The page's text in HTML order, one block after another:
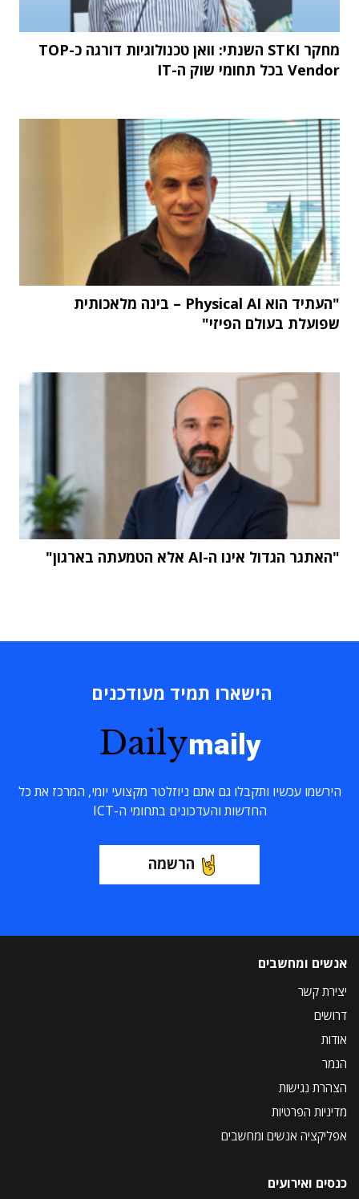
מחקר STKI השנתי: וואן טכנולוגיות דורגה כ-TOP
Vendor בכל תחומי שוק ה-IT
"העתיד הוא Physical AI – בינה מלאכותית
שפועלת בעולם הפיזי"
"האתגר הגדול אינו ה-AI אלא הטמעתה בארגון"
הישארו תמיד מעודכנים
Dailymaily
הירשמו עכשיו ותקבלו גם אתם ניוזלטר מקצועי יומי, המרכז את כל
החדשות והעדכונים בתחומי ה-ICT
הרשמה
אנשים ומחשבים
יצירת קשר
דרושים
אודות
הנמר
הצהרת נגישות
מדיניות הפרטיות
אפליקציה אנשים ומחשבים
כנסים ואירועים